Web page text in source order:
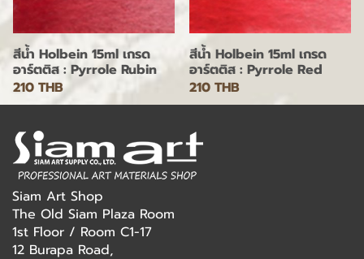
สีน้ำ Holbein 15ml เกรด
อาร์ตติส : Pyrrole Rubin
210 THB
สีน้ำ Holbein 15ml เกรด
อาร์ตติส : Pyrrole Red
210 THB
Siam Art Shop
The Old Siam Plaza Room
1st Floor / Room C1-17
12 Burapa Road,